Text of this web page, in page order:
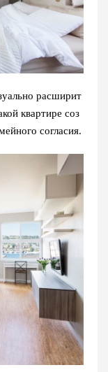
расширит
квартире соз
согласия.